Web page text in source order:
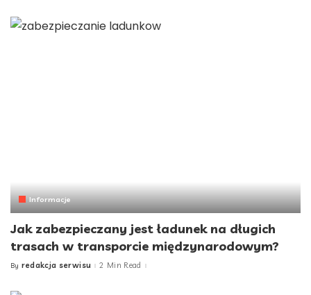
Informacje
Jak zabezpieczany jest ładunek na długich
trasach w transporcie międzynarodowym?
Posted
By redakcja serwisu 2 Min Read